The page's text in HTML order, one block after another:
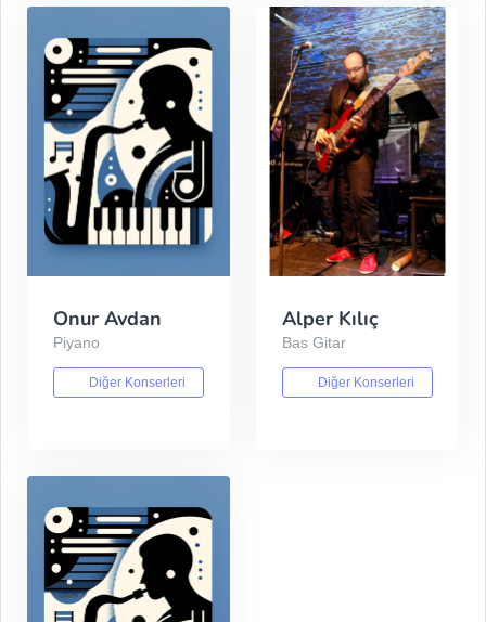
Onur Avdan
Piyano
Diğer Konserleri
Alper Kılıç
Bas Gitar
Diğer Konserleri